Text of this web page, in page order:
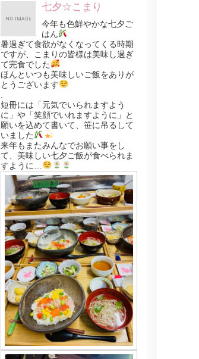
七夕☆こまり
今年も色鮮やかな七夕ご
はん
暑過ぎて食欲がなくなってくる時期
ですが、こまりの皆様は美味し過ぎ
て完食でした
ほんといつも美味しいご飯をありが
とうございます
短冊には「元気でいられますよう
に」や「笑顔でいれますように」と
願いを込めて書いて、笹に吊るして
いました
来年もまたみんなでお願い事をし
て、美味しい七夕ご飯が食べられま
すように…